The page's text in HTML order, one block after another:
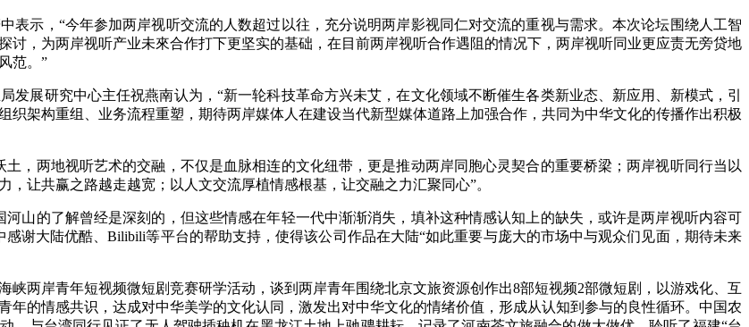
表示，“今年参加两岸视听交流的人数超过以往，充分说明两岸影视同仁对交流的重视与需求。本次论坛围绕人工智
，为两岸视听产业未來合作打下更坚实的基础，在目前两岸视听合作遇阻的情况下，两岸视听同业更应责无旁贷地
范。”
发展研究中心主任祝燕南认为，“新一轮科技革命方兴未艾，在文化领域不断催生各类新业态、新应用、新模式，引
架构重组、业务流程重塑，期待两岸媒体人在建设当代新型媒体道路上加强合作，共同为中华文化的传播作出积极
，两地视听艺术的交融，不仅是血脉相连的文化纽带，更是推动两岸同胞心灵契合的重要桥梁；两岸视听同行当以
让共赢之路越走越宽；以人文交流厚植情感根基，让交融之力汇聚同心”。
山的了解曾经是深刻的，但这些情感在年轻一代中渐渐消失，填补这种情感认知上的缺失，或许是两岸视听内容可
谢大陆优酷、Bilibili等平台的帮助支持，使得该公司作品在大陆“如此重要与庞大的市场中与观众们见面，期待未来
两岸青年短视频微短剧竞赛研学活动，谈到两岸青年围绕北京文旅资源创作出8部短视频2部微短剧，以游戏化、互
的情感共识，达成对中华美学的文化认同，激发出对中华文化的情绪价值，形成从认知到参与的良性循环。中国农